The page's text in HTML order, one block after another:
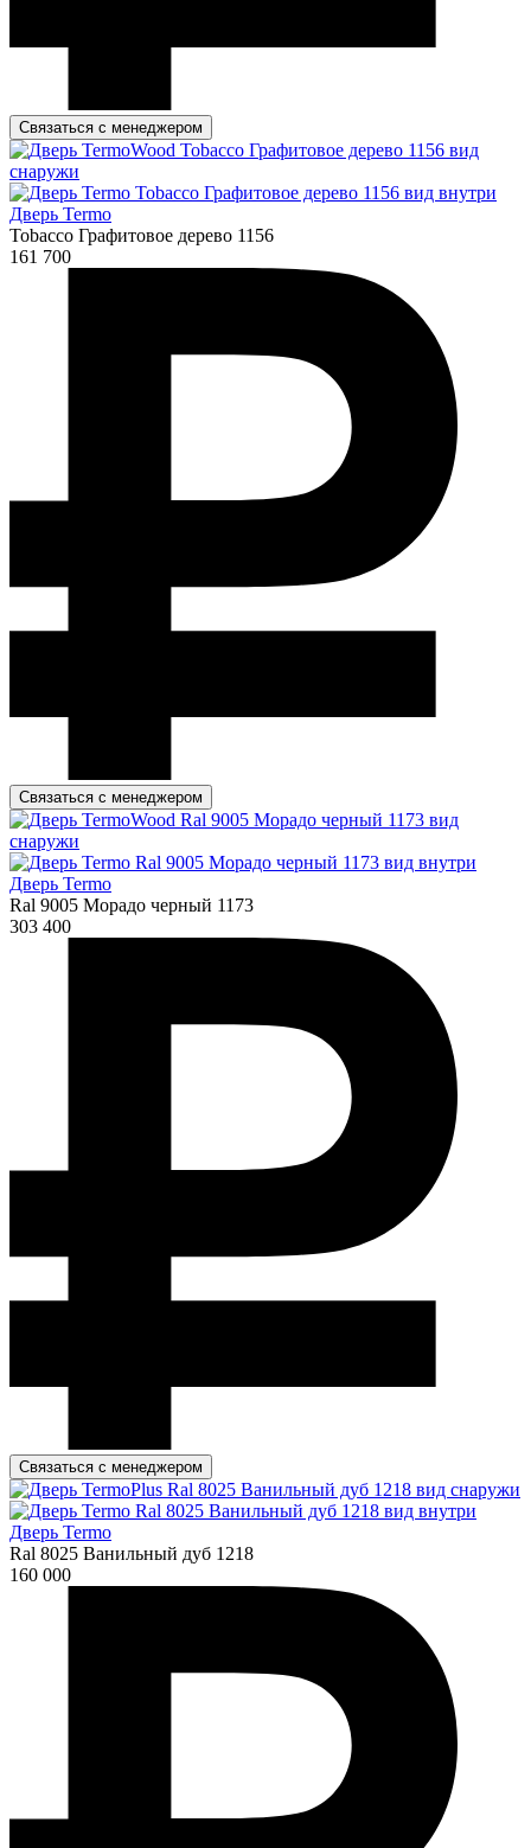
Связаться с менеджером
Дверь Termo
Tobacco Графитовое дерево 1156
161 700
Связаться с менеджером
Дверь Termo
Ral 9005 Морадо черный 1173
303 400
Связаться с менеджером
Дверь Termo
Ral 8025 Ванильный дуб 1218
160 000